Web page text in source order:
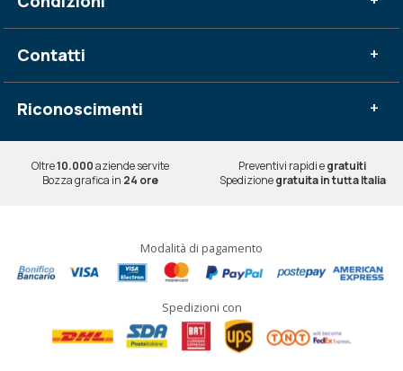
Contatti +
Riconoscimenti +
Oltre10.000aziende servite Preventivi rapidi egratuiti
Bozza grafica in 24 ore Spedizionegratuita in tutta Italia
Modalità di pagamento
Spedizioni con